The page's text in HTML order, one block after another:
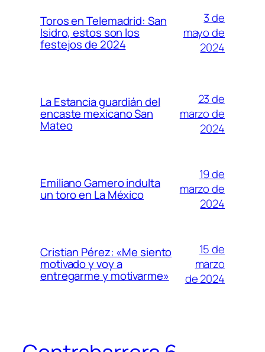
Toros en Telemadrid: San
Isidro, estos son los
festejos de 2024
3 de
mayo de
2024
La Estancia guardián del
encaste mexicano San
Mateo
23 de
marzo de
2024
Emiliano Gamero indulta
un toro en La México
19 de
marzo de
2024
Cristian Pérez: «Me siento
motivado y voy a
entregarme y motivarme»
15 de
marzo
de 2024